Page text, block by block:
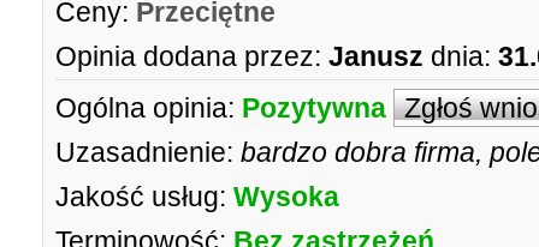
Ceny: Przeciętne
Opinia dodana przez: Janusz dnia:
Ogólna opinia: Pozytywna Zgłoś
Uzasadnienie: bardzo dobra firma,
Jakość usług: Wysoka